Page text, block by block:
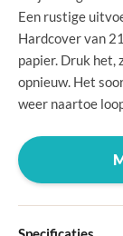
Een rustige
Hardcover van
papier. Druk het,
opnieuw. Het
weer naartoe